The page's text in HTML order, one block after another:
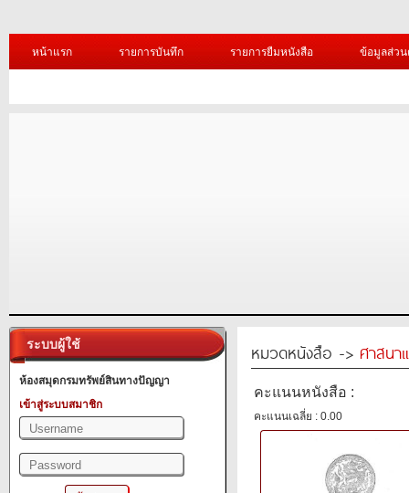
หน้าแรก รายการบันทึก รายการยืมหนังสือ ข้อมูลส่ว
ระบบผู้ใช้
ห้องสมุดกรมทรัพย์สินทางปัญญา
เข้าสู่ระบบสมาชิก
หมวดหนังสือ -> ศาสนา
คะแนนหนังสือ :
คะแนนเฉลี่ย : 0.00